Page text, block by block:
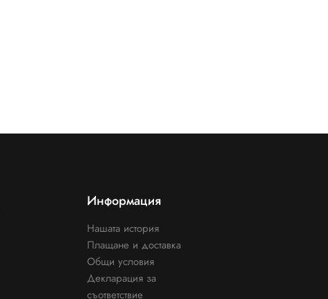
Информация
Нашата история
Плащане и доставка
Общи условия
Декларация за
съответствие